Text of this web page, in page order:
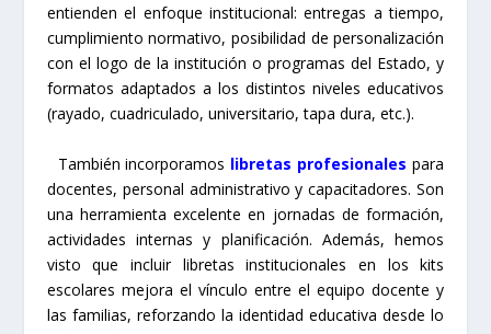
entienden el enfoque institucional: entregas a tiempo,
cumplimiento normativo, posibilidad de personalización
con el logo de la institución o programas del Estado, y
formatos adaptados a los distintos niveles educativos
(rayado, cuadriculado, universitario, tapa dura, etc.).
También incorporamos libretas profesionales para
docentes, personal administrativo y capacitadores. Son
una herramienta excelente en jornadas de formación,
actividades internas y planificación. Además, hemos
visto que incluir libretas institucionales en los kits
escolares mejora el vínculo entre el equipo docente y
las familias, reforzando la identidad educativa desde lo